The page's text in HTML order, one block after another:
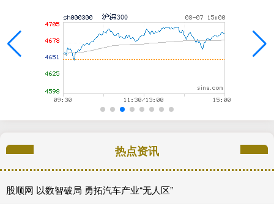
热点资讯
股顺网 以数智破局 勇拓汽车产业“无人区”